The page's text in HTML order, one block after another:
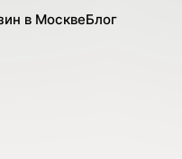
в МосквеБлог